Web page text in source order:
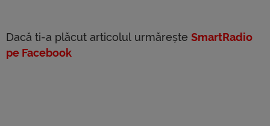
Dacă ti-a plăcut articolul urmărește SmartRadio
pe Facebook